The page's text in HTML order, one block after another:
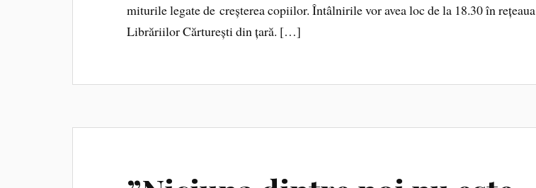
miturile legate de creșterea copiilor. Întâlnirile vor avea loc de la 18.30 în rețeaua
Librăriilor Cărturești din țară. […]